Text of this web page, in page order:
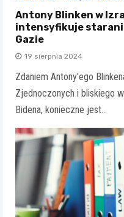
Antony Blinken w
intensyfikuje
Gazie
19 sierpnia 2024
Zdaniem Antony'ego
Zjednoczonych i bliskiego
Bidena, konieczne jest…